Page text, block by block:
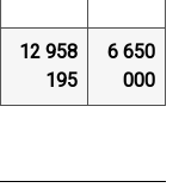
12 958
195
6 650
000